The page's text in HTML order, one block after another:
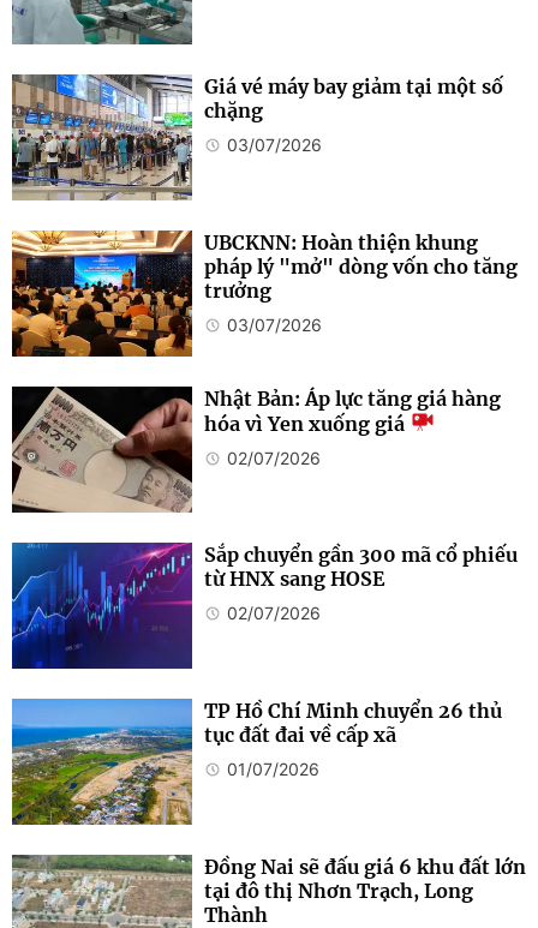
Giá vé máy bay giảm tại một số
chặng
03/07/2026
UBCKNN: Hoàn thiện khung
pháp lý "mở" dòng vốn cho tăng
trưởng
03/07/2026
Nhật Bản: Áp lực tăng giá hàng
hóa vì Yen xuống giá
02/07/2026
Sắp chuyển gần 300 mã cổ phiếu
từ HNX sang HOSE
02/07/2026
TP Hồ Chí Minh chuyển 26 thủ
tục đất đai về cấp xã
01/07/2026
Đồng Nai sẽ đấu giá 6 khu đất lớn
tại đô thị Nhơn Trạch, Long
Thành